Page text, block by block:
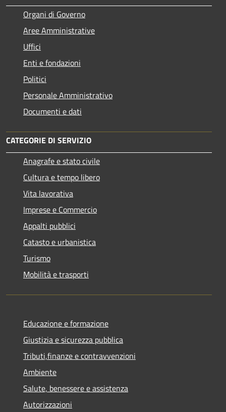
Organi di Governo
Aree Amministrative
Uffici
Enti e fondazioni
Politici
Personale Amministrativo
Documenti e dati
CATEGORIE DI SERVIZIO
Anagrafe e stato civile
Cultura e tempo libero
Vita lavorativa
Imprese e Commercio
Appalti pubblici
Catasto e urbanistica
Turismo
Mobilità e trasporti
Educazione e formazione
Giustizia e sicurezza pubblica
Tributi,finanze e contravvenzioni
Ambiente
Salute, benessere e assistenza
Autorizzazioni